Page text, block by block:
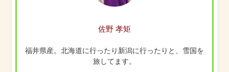
佐野 孝矩
福井県産。北海道に行ったり新潟に行ったりと、雪国を
旅してます。